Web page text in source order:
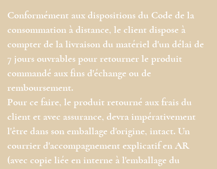
Conformément aux dispositions du Code de la
consommation à distance, le client dispose à
compter de la livraison du matériel d'un délai de
7 jours ouvrables pour retourner le produit
commandé aux fins d'échange ou de
remboursement.
Pour ce faire, le produit retourné aux frais du
client et avec assurance, devra impérativement
l'être dans son emballage d'origine, intact. Un
courrier d'accompagnement explicatif en AR
(avec copie liée en interne à l'emballage du